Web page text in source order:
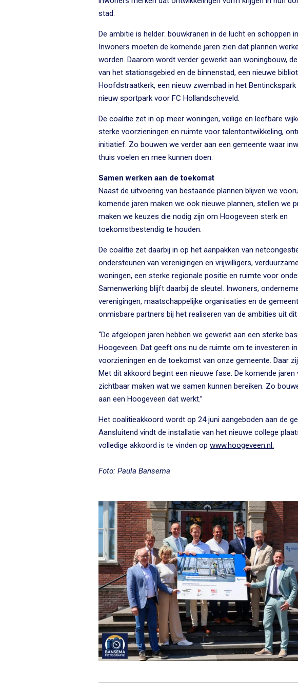
stad.
De ambitie is helder: bouwkranen in de lucht en schoppen
Inwoners moeten de komende jaren zien dat plannen
worden. Daarom wordt verder gewerkt aan woningbouw,
van het stationsgebied en de binnenstad, een nieuwe
Hoofdstraatkerk, een nieuw zwembad in het Bentinckspark
nieuw sportpark voor FC Hollandscheveld.
De coalitie zet in op meer woningen, veilige en leefbare
sterke voorzieningen en ruimte voor talentontwikkeling,
initiatief. Zo bouwen we verder aan een gemeente waar
thuis voelen en mee kunnen doen.
Samen werken aan de toekomst
Naast de uitvoering van bestaande plannen blijven we
komende jaren maken we ook nieuwe plannen, stellen we
maken we keuzes die nodig zijn om Hoogeveen sterk en
toekomstbestendig te houden.
De coalitie zet daarbij in op het aanpakken van
ondersteunen van verenigingen en vrijwilligers,
woningen, een sterke regionale positie en ruimte voor
Samenwerking blijft daarbij de sleutel. Inwoners,
verenigingen, maatschappelijke organisaties en de
onmisbare partners bij het realiseren van de ambities uit
“De afgelopen jaren hebben we gewerkt aan een sterke
Hoogeveen. Dat geeft ons nu de ruimte om te investeren
voorzieningen en de toekomst van onze gemeente. Daar
Met dit akkoord begint een nieuwe fase. De komende jaren
zichtbaar maken wat we samen kunnen bereiken. Zo
aan een Hoogeveen dat werkt.”
Het coalitieakkoord wordt op 24 juni aangeboden aan de
Aansluitend vindt de installatie van het nieuwe college
volledige akkoord is te vinden op www.hoogeveen.nl.
Foto: Paula Bansema